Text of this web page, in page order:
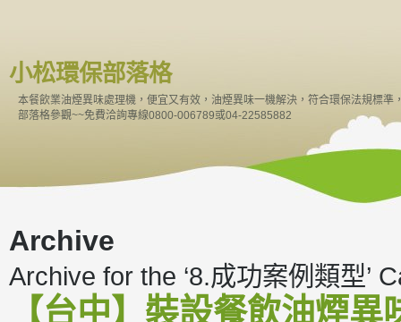
小松環保部落格
本餐飲業油煙異味處理機，便宜又有效，油煙異味一機解決，符合環保法規標
部落格參觀~~免費洽詢專線0800-006789或04-22585882
Archive
Archive for the ‘8.成功案例類型’
【台中】裝設餐飲油煙